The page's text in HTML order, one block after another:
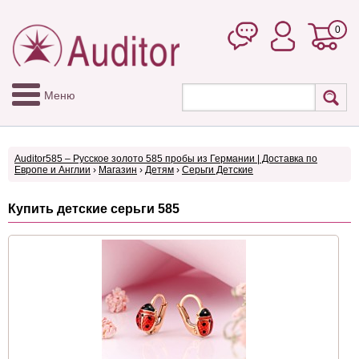
0
Меню
Auditor585 – Русское золото 585 пробы из Германии | Доставка по
Европе и Англии › Магазин › Детям › Серьги Детские
Купить детские серьги 585